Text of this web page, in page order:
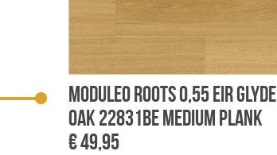
Moduleo Roots 0,55 EIR Glyde
Oak 22831BE Medium Plank
€ 49,95